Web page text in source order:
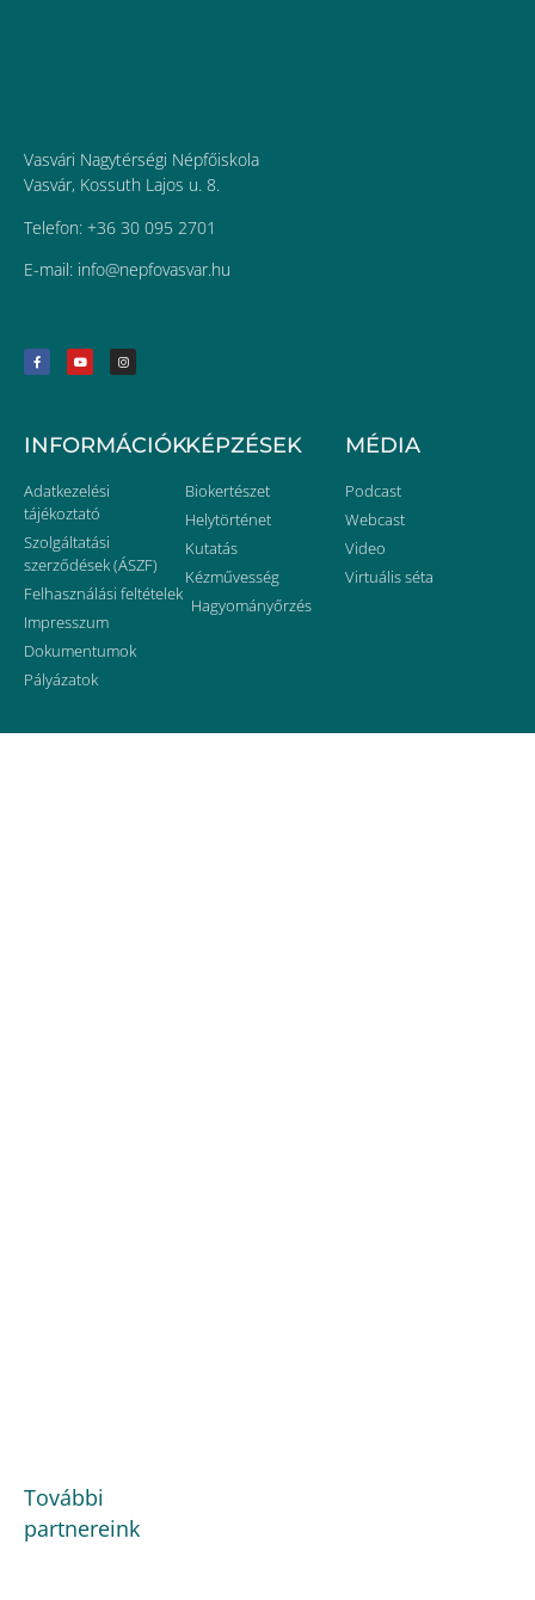
Vasvári Nagytérségi Népfőiskola
Vasvár, Kossuth Lajos u. 8.
Telefon: +36 30 095 2701
E-mail: uh.ravsavofpen@ofni
INFORMÁCIÓK
Adatkezelési
tájékoztató
Szolgáltatási
szerződések (ÁSZF)
Felhasználási feltételek
Impresszum
Dokumentumok
Pályázatok
KÉPZÉSEK
Biokertészet
Helytörténet
Kutatás
Kézművesség
Hagyományőrzés
MÉDIA
Podcast
Webcast
Video
Virtuális séta
További
partnereink